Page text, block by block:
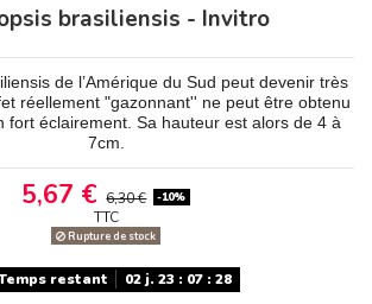
brasiliensis - Invitro
de l’Amérique du Sud peut devenir très
réellement "gazonnant'' ne peut être obtenu
fort éclairement. Sa hauteur est alors de 4 à
7cm.
5,67 € 6,30 € -10%
TTC
Rupture de stock
restant 02j. 23: 07: 28